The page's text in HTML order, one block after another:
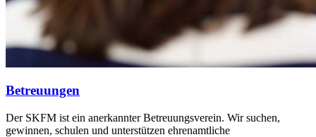
Betreuungen
Der SKFM ist ein anerkannter Betreuungsverein. Wir suchen,
gewinnen, schulen und unterstützen ehrenamtliche